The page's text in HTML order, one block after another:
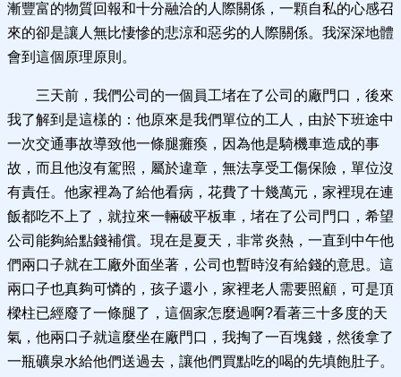
漸豐富的物質回報和十分融洽的人際關係，一顆自私的心感召
來的卻是讓人無比悽慘的悲涼和惡劣的人際關係。我深深地體
會到這個原理原則。
三天前，我們公司的一個員工堵在了公司的廠門口，後來
我了解到是這樣的：他原來是我們單位的工人，由於下班途中
一次交通事故導致他一條腿癱瘓，因為他是騎機車造成的事
故，而且他沒有駕照，屬於違章，無法享受工傷保險，單位沒
有責任。他家裡為了給他看病，花費了十幾萬元，家裡現在連
飯都吃不上了，就拉來一輛破平板車，堵在了公司門口，希望
公司能夠給點錢補償。現在是夏天，非常炎熱，一直到中午他
們兩口子就在工廠外面坐著，公司也暫時沒有給錢的意思。這
兩口子也真夠可憐的，孩子還小，家裡老人需要照顧，可是頂
樑柱已經廢了一條腿了，這個家怎麼過啊?看著三十多度的天
氣，他兩口子就這麼坐在廠門口，我掏了一百塊錢，然後拿了
一瓶礦泉水給他們送過去，讓他們買點吃的喝的先填飽肚子。